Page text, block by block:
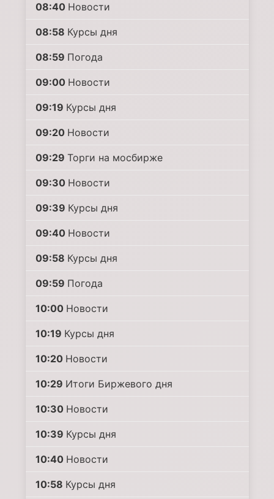
08:40 Новости
08:58 Курсы дня
08:59 Погода
09:00 Новости
09:19 Курсы дня
09:20 Новости
09:29 Торги на мосбирже
09:30 Новости
09:39 Курсы дня
09:40 Новости
09:58 Курсы дня
09:59 Погода
10:00 Новости
10:19 Курсы дня
10:20 Новости
10:29 Итоги Биржевого дня
10:30 Новости
10:39 Курсы дня
10:40 Новости
10:58 Курсы дня